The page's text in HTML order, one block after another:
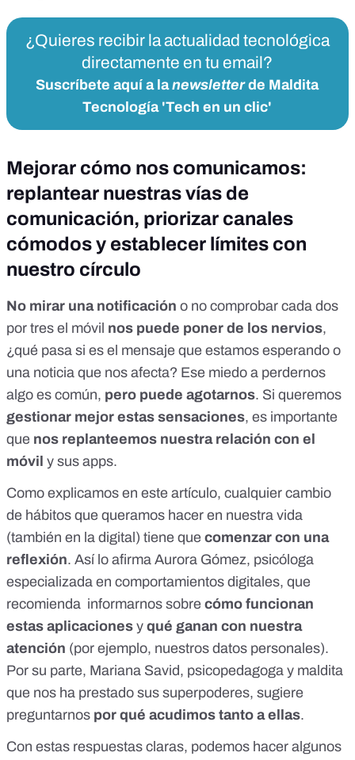
¿Quieres recibir la actualidad tecnológica
directamente en tu email?
Suscríbete aquí a lanewsletterde Maldita
Tecnología 'Tech en un clic'
Mejorar cómo nos comunicamos:
replantear nuestras vías de
comunicación, priorizar canales
cómodos y establecer límites con
nuestro círculo
No mirar una notificación o no comprobar cada dos
por tres el móvil nos puede poner de los nervios,
¿qué pasa si es el mensaje que estamos esperando o
una noticia que nos afecta? Ese miedo a perdernos
algo es común, pero puede agotarnos. Si queremos
gestionar mejor estas sensaciones, es importante
que nos replanteemos nuestra relación con el
móvil y sus apps.
Como explicamos en este artículo, cualquier cambio
de hábitos que queramos hacer en nuestra vida
(también en la digital) tiene que comenzar con una
reflexión. Así lo afirma Aurora Gómez, psicóloga
especializada en comportamientos digitales, que
recomienda informarnos sobre cómo funcionan
estas aplicaciones y qué ganan con nuestra
atención (por ejemplo, nuestros datos personales).
Por su parte, Mariana Savid, psicopedagoga y maldita
que nos ha prestado sus superpoderes, sugiere
preguntarnos por qué acudimos tanto a ellas.
Con estas respuestas claras, podemos hacer algunos